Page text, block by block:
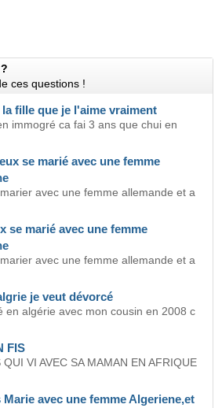
ces questions !
la fille que je l'aime vraiment
immogré ca fai 3 ans que chui en
se marié avec une femme
avec une femme allemande et a
se marié avec une femme
avec une femme allemande et a
je veut dévorcé
en algérie avec mon cousin en 2008 c
FIS
VI AVEC SA MAMAN EN AFRIQUE
avec une femme Algeriene,et